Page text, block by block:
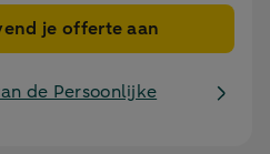
je offerte aan
de Persoonlijke